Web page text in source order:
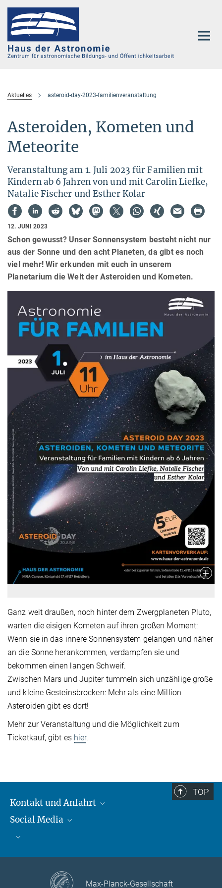
Hauptinhalt
Aktuelles asteroid-day-2023-familienveranstaltung
Asteroiden, Kometen und
Meteorite
Veranstaltung am 1. Juli 2023 für Familien mit
Kindern ab 6 Jahren von und mit Carolin Liefke,
Natalie Fischer und Esther Kolar
12. JUNI 2023
Schon gewusst? Unser Sonnensystem besteht nicht nur
aus der Sonne und den acht Planeten, da gibt es noch
viel mehr! Wir erkunden mit euch in unserem
Planetarium die Welt der Asteroiden und Kometen.
Ganz weit draußen, noch hinter dem Zwergplaneten Pluto,
warten die eisigen Kometen auf ihren großen Moment:
Wenn sie in das innere Sonnensystem gelangen und näher
an die Sonne herankommen, verdampfen sie und
bekommen einen langen Schweif.
Zwischen Mars und Jupiter tummeln sich unzählige große
und kleine Gesteinsbrocken: Mehr als eine Million
Asteroiden gibt es dort!
Mehr zur Veranstaltung und die Möglichkeit zum
Ticketkauf, gibt es hier.
TOP
Kontakt und Anfahrt
Kontakt und Anfahrt
Social Media
Bluesky
Max-Planck-Gesellschaft